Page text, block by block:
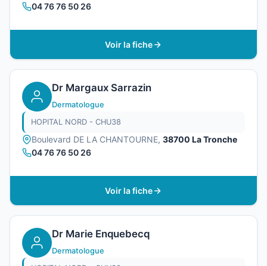
04 76 76 50 26
Voir la fiche
Dr Margaux Sarrazin
Dermatologue
HOPITAL NORD - CHU38
Boulevard DE LA CHANTOURNE, 38700 La Tronche
04 76 76 50 26
Voir la fiche
Dr Marie Enquebecq
Dermatologue